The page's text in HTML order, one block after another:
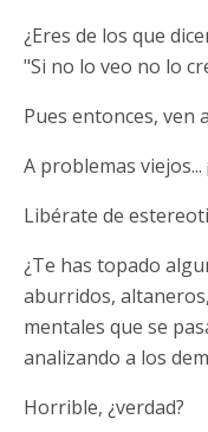
¿Eres de los que
"Si no lo veo no lo
Pues entonces, ven
A problemas
Libérate de
¿Te has topado
aburridos,
mentales que se
analizando a los
Horrible, ¿verdad?